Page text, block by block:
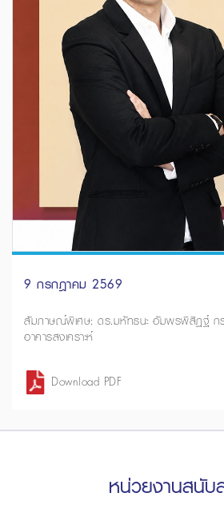
9 กรกฎาคม 2569
สัมภาษณ์พิเศษ: ดร.มหัทธนะ อัมพรพิสิฏฐ์ ก
อาคารสงเคราะห์
Download PDF
หน่วยงานสนับ